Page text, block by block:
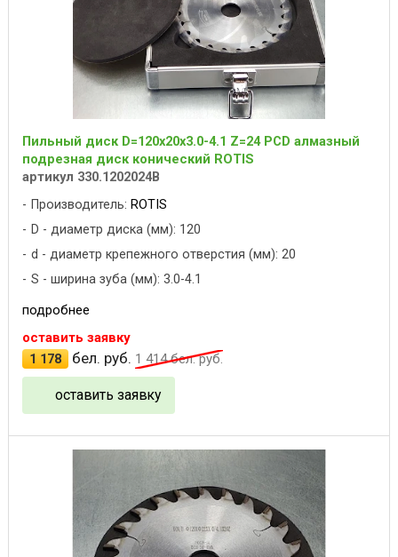
Пильный диск D=120x20x3.0-4.1 Z=24 PCD алмазный
подрезная диск конический ROTIS
артикул 330.1202024B
Производитель: ROTIS
D - диаметр диска (мм): 120
d - диаметр крепежного отверстия (мм): 20
S - ширина зуба (мм): 3.0-4.1
подробнее
оставить заявку
1 178
бел. руб. 1 414бел. руб.
оставить заявку